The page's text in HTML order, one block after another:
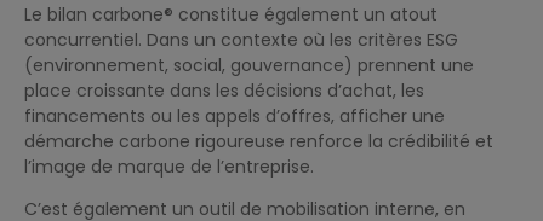
Le bilan carbone® constitue également un atout
concurrentiel. Dans un contexte où les critères ESG
(environnement, social, gouvernance) prennent une
place croissante dans les décisions d’achat, les
financements ou les appels d’offres, afficher une
démarche carbone rigoureuse renforce la crédibilité et
l’image de marque de l’entreprise.
C’est également un outil de mobilisation interne, en